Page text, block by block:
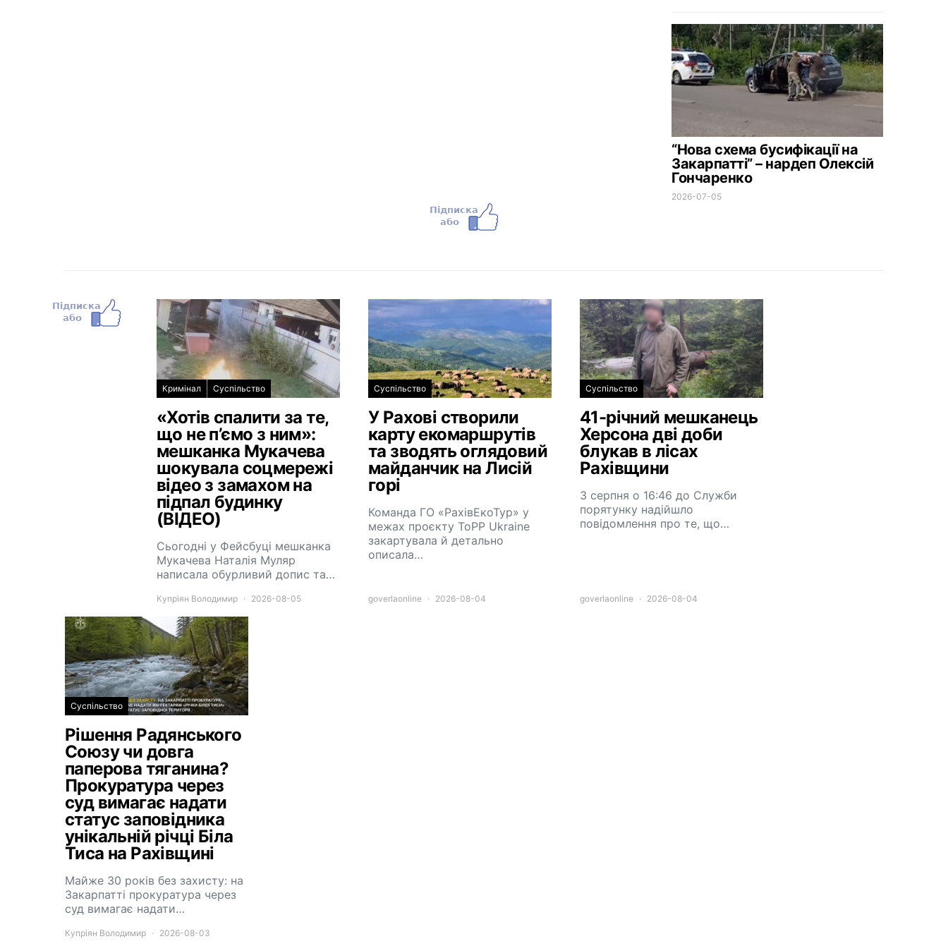
“Нова схема бусифікації на
Закарпатті” – нардеп Олексій
Гончаренко
2026-07-05
Кримінал Суспільство
«Хотів спалити за те,
що не п’ємо з ним»:
мешканка Мукачева
шокувала соцмережі
відео з замахом на
підпал будинку
(ВІДЕО)
Сьогодні у Фейсбуці мешканка
Мукачева Наталія Муляр
написала обурливий допис та…
Купріян Володимир 2026-08-05
Суспільство
У Рахові створили
карту екомаршрутів
та зводять оглядовий
майданчик на Лисій
горі
Команда ГО «РахівЕкоТур» у
межах проєкту ToPP Ukraine
закартувала й детально
описала…
goverlaonline 2026-08-04
Суспільство
41-річний мешканець
Херсона дві доби
блукав в лісах
Рахівщини
3 серпня о 16:46 до Служби
порятунку надійшло
повідомлення про те, що…
goverlaonline 2026-08-04
Суспільство
Рішення Радянського
Союзу чи довга
паперова тяганина?
Прокуратура через
суд вимагає надати
статус заповідника
унікальній річці Біла
Тиса на Рахівщині
Майже 30 років без захисту: на
Закарпатті прокуратура через
суд вимагає надати…
Купріян Володимир 2026-08-03